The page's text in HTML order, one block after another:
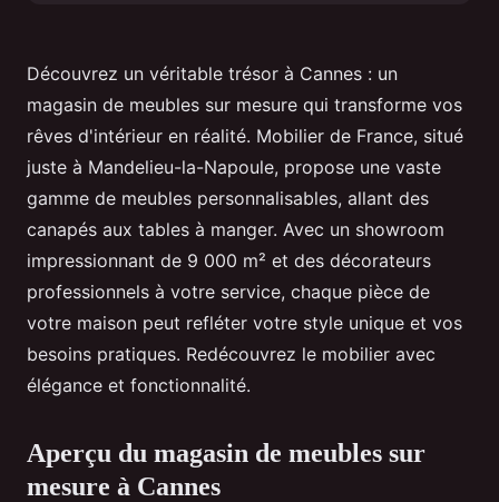
Découvrez un véritable trésor à Cannes : un
magasin de meubles sur mesure qui transforme vos
rêves d'intérieur en réalité. Mobilier de France, situé
juste à Mandelieu-la-Napoule, propose une vaste
gamme de meubles personnalisables, allant des
canapés aux tables à manger. Avec un showroom
impressionnant de 9 000 m² et des décorateurs
professionnels à votre service, chaque pièce de
votre maison peut refléter votre style unique et vos
besoins pratiques. Redécouvrez le mobilier avec
élégance et fonctionnalité.
Aperçu du magasin de meubles sur
mesure à Cannes